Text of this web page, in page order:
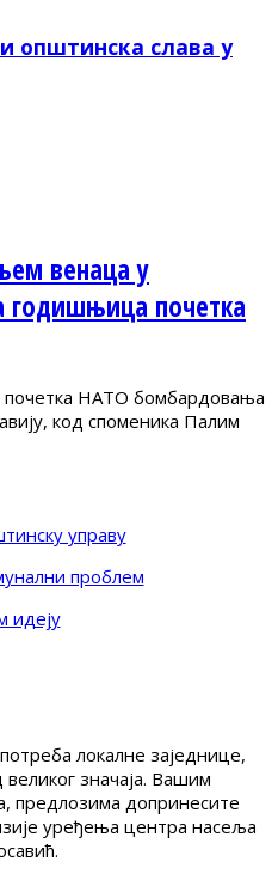
општинска слава у
венаца у
годишњица почетка
НАТО бомбардовања
код споменика Палим
управу
проблем
идеју
локалне заједнице,
значаја. Вашим
предлозима допринесите
уређења центра насеља